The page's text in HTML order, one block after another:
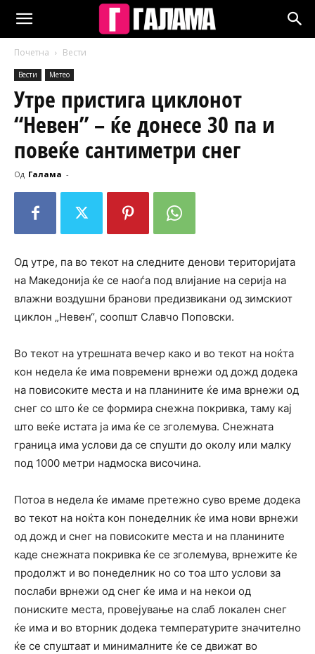
Почетна Вести
Вести Метео
Утре пристига циклонот
“Невен” – ќе донесе 30 па и
повеќе сантиметри снег
Од Галама -
Од утре, па во текот на следните денови територијата
на Македонија ќе се наоѓа под влијание на серија на
влажни воздушни бранови предизвикани од зимскиот
циклон „Невен“, соопшт Славчо Поповски.
Во текот на утрешната вечер како и во текот на ноќта
кон недела ќе има повремени врнежи од дожд додека
на повисоките места и на планините ќе има врнежи од
снег со што ќе се формира снежна покривка, таму кај
што веќе истата ја има ќе се зголемува. Снежната
граница има услови да се спушти до околу или малку
под 1000 метри надмоска височина.
Потоа в недела ќе имаме претежно суво време додека
во текот на ноќта кон понеделник ќе има нови врнежи
од дожд и снег на повисоките места и на планините
каде снежната покривка ќе се зголемува, врнежите ќе
продолжт и во понеделник но со тоа што услови за
послаби врнежи од снег ќе има и на некои од
пониските места, провејување на слаб локален снег
ќе има и во вторник додека температурите значително
ќе се спуштаат и минималните ќе се движат во